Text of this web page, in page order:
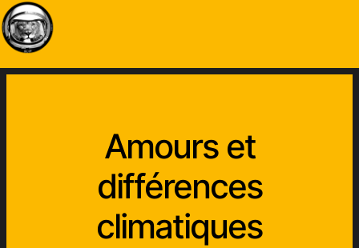
Amours et
différences
climatiques